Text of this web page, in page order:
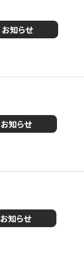
お知らせ
お知らせ
お知らせ